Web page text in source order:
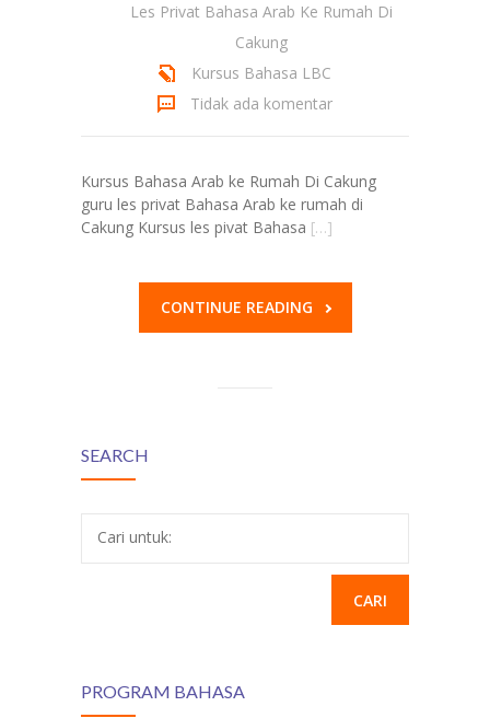
Les Privat Bahasa Arab Ke Rumah Di
Cakung
Kursus Bahasa LBC
Tidak ada komentar
Kursus Bahasa Arab ke Rumah Di Cakung
guru les privat Bahasa Arab ke rumah di
Cakung Kursus les pivat Bahasa […]
CONTINUE READING
SEARCH
Cari untuk:
PROGRAM BAHASA